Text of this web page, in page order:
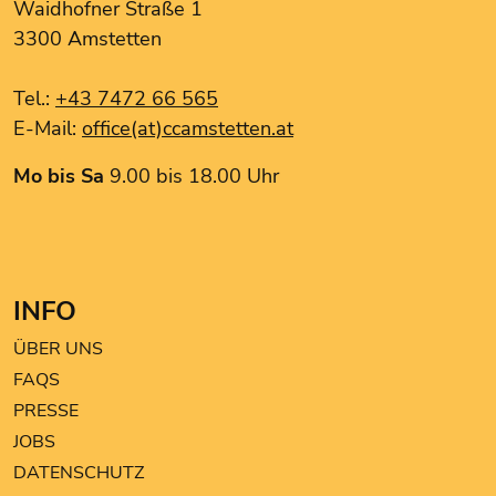
H&M
Kerschner Reisen
Magenta
MediaMarkt
Müller
Waidhofner Straße 1
3300 Amstetten
Tel.: +43 7472 66 565
E-Mail: office(at)ccamstetten.at
Mo bis Sa 9.00 bis 18.00 Uhr
INFO
ÜBER UNS
FAQS
PRESSE
JOBS
DATENSCHUTZ